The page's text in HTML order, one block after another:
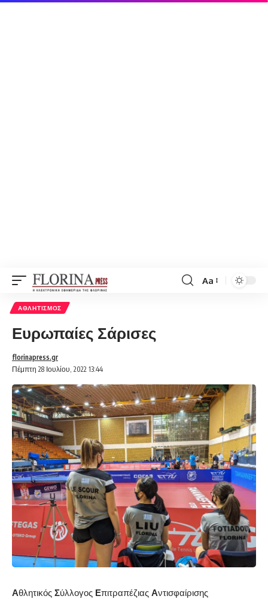
Font
Aa
ΑΘΛΗΤΙΣΜΌΣ
Ευρωπαίες Σάρισες
Πέμπτη 28 Ιουλίου, 2022 13:44
florinapress.gr
Αθλητικός Σύλλογος Επιτραπέζιας Αντισφαίρισης